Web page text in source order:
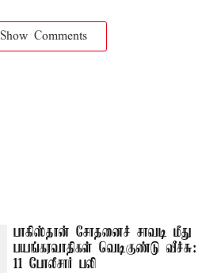
Show Comments
பாகிஸ்தான் சோதனைச் சாவடி மீது
பயங்கரவாதிகள் வெடிகுண்டு வீச்சு:
11 போலீசார் பலி